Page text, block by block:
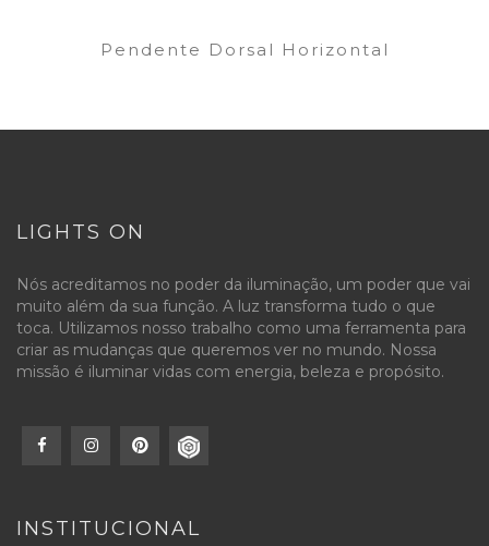
Pendente Dorsal Horizontal
LIGHTS ON
Nós acreditamos no poder da iluminação, um poder que vai
muito além da sua função. A luz transforma tudo o que
toca. Utilizamos nosso trabalho como uma ferramenta para
criar as mudanças que queremos ver no mundo. Nossa
missão é iluminar vidas com energia, beleza e propósito.
INSTITUCIONAL